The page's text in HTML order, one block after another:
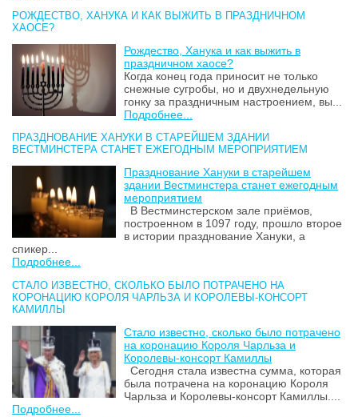
РОЖДЕСТВО, ХАНУКА И КАК ВЫЖИТЬ В ПРАЗДНИЧНОМ
ХАОСЕ?
Рождество, Ханука и как выжить в
праздничном хаосе?
Когда конец года приносит не только
снежные сугробы, но и двухнедельную
гонку за праздничным настроением, вы...
Подробнее...
ПРАЗДНОВАНИЕ ХАНУКИ В СТАРЕЙШЕМ ЗДАНИИ
ВЕСТМИНСТЕРА СТАНЕТ ЕЖЕГОДНЫМ МЕРОПРИЯТИЕМ
Празднование Хануки в старейшем
здании Вестминстера станет ежегодным
мероприятием
В Вестминстерском зале приёмов,
построенном в 1097 году, прошло второе
в истории празднование Хануки, а
спикер...
Подробнее...
СТАЛО ИЗВЕСТНО, СКОЛЬКО БЫЛО ПОТРАЧЕНО НА
КОРОНАЦИЮ КОРОЛЯ ЧАРЛЬЗА И КОРОЛЕВЫ-КОНСОРТ
КАМИЛЛЫ
Стало известно, сколько было потрачено
на коронацию Короля Чарльза и
Королевы-консорт Камиллы
Сегодня стала известна сумма, которая
была потрачена на коронацию Короля
Чарльза и Королевы-консорт Камиллы....
Подробнее...